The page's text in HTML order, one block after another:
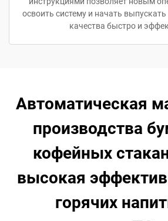
освоить систему и начать
качества быстро и
Автоматическая
производства
кофейных
высокая
горячих